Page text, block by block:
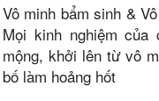
Vô minh bẩm sinh &
Mọi kinh nghiệm
mộng, khởi lên từ vô
bố làm hoảng hốt